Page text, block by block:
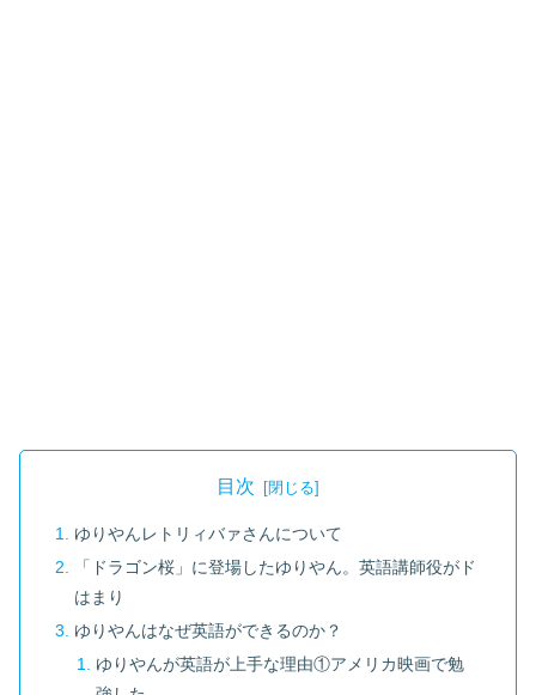
目次
ゆりやんレトリィバァさんについて
「ドラゴン桜」に登場したゆりやん。英語講師役がド
はまり
ゆりやんはなぜ英語ができるのか？
ゆりやんが英語が上手な理由①アメリカ映画で勉